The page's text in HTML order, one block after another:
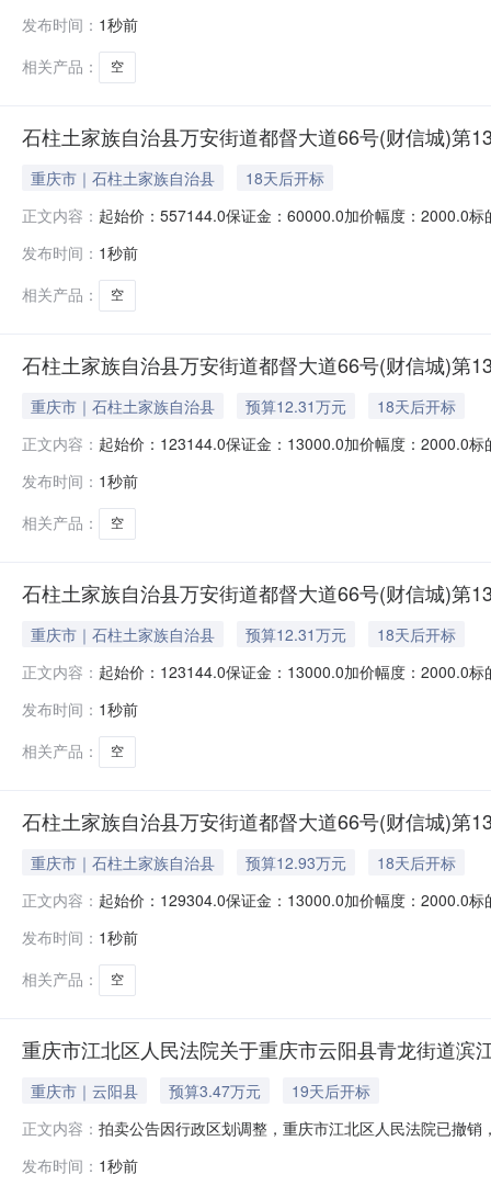
族自治县万安街道都督大道66号（财信城）第13幢（商
发布时间： 1秒前
相关产品：
空
石柱土家族自治县万安街道都督大道66号(财信城)第
重庆市｜石柱土家族自治县
18天后开标
正文内容： 起始价：557144.0保证金：60000.0加价幅度：2000.0
进行公开变卖活动，现就有关的网上变卖事宜敬告各位
发布时间： 1秒前
相关产品：
空
石柱土家族自治县万安街道都督大道66号(财信城)第
重庆市｜石柱土家族自治县 预算12.31万元
18天后开标
正文内容： 起始价：123144.0保证金：13000.0加价幅度：2000.0
两江新区人民法院京东网司法拍卖网络平台（网址：
发布时间： 1秒前
相关产品：
空
石柱土家族自治县万安街道都督大道66号(财信城)第
重庆市｜石柱土家族自治县 预算12.31万元
18天后开标
正文内容： 起始价：123144.0保证金：13000.0加价幅度：2000.0
两江新区人民法院京东网司法拍卖网络平台（网址：
发布时间： 1秒前
相关产品：
空
石柱土家族自治县万安街道都督大道66号(财信城)第
重庆市｜石柱土家族自治县 预算12.93万元
18天后开标
正文内容： 起始价：129304.0保证金：13000.0加价幅度：2000.0
两江新区人民法院京东网司法拍卖网络平台（网址：
发布时间： 1秒前
相关产品：
空
重庆市江北区人民法院关于重庆市云阳县青龙街道
重庆市｜云阳县 预算3.47万元
19天后开标
正文内容： 拍卖公告因行政区划调整，重庆市江北区人民法院已撤
user_id=9123372036854775060）进行公开拍卖，现
发布时间： 1秒前